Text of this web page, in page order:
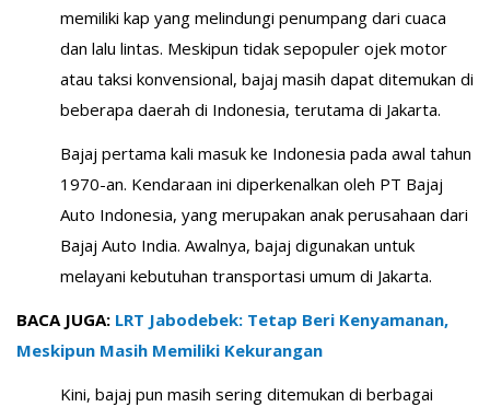
memiliki kap yang melindungi penumpang dari cuaca
dan lalu lintas. Meskipun tidak sepopuler ojek motor
atau taksi konvensional, bajaj masih dapat ditemukan di
beberapa daerah di Indonesia, terutama di Jakarta.
Bajaj pertama kali masuk ke Indonesia pada awal tahun
1970-an. Kendaraan ini diperkenalkan oleh PT Bajaj
Auto Indonesia, yang merupakan anak perusahaan dari
Bajaj Auto India. Awalnya, bajaj digunakan untuk
melayani kebutuhan transportasi umum di Jakarta.
BACA JUGA: LRT Jabodebek: Tetap Beri Kenyamanan,
Meskipun Masih Memiliki Kekurangan
Kini, bajaj pun masih sering ditemukan di berbagai